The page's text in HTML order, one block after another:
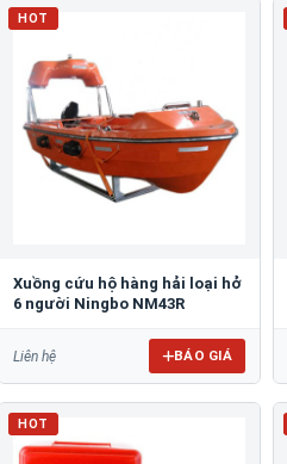
HOT
Xuồng cứu hộ hàng hải loại hở
6 người Ningbo NM43R
Liên hệ BÁO GIÁ
HOT